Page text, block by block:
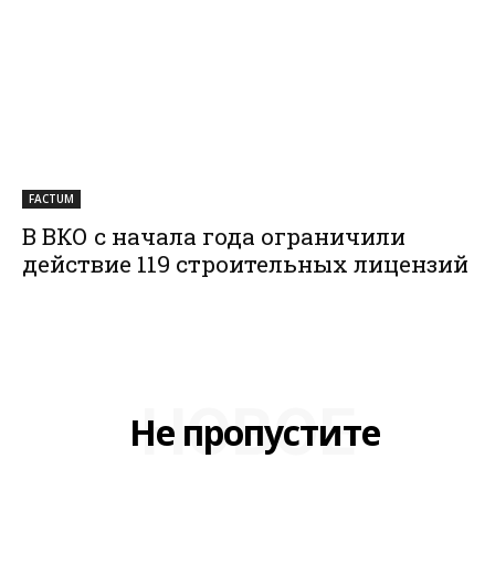
FACTUM
В ВКО с начала года ограничили
действие 119 строительных лицензий
Не пропустите
НОВОЕ